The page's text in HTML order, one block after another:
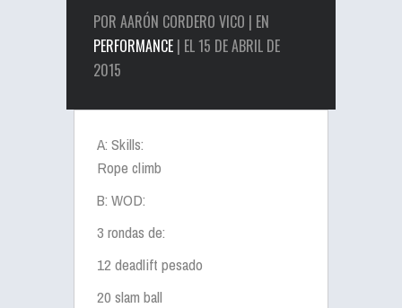
POR AARÓN CORDERO VICO | EN
PERFORMANCE | EL 15 DE ABRIL DE
2015
A: Skills:
Rope climb
B: WOD:
3 rondas de:
12 deadlift pesado
20 slam ball